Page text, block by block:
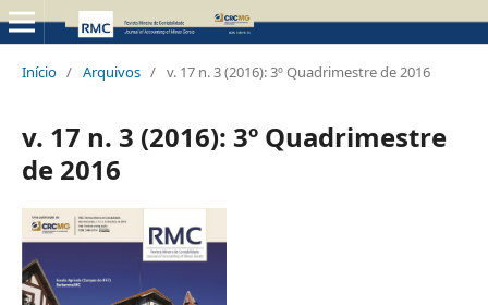
Início / Arquivos / v. 17 n. 3 (2016): 3º Quadrimestre de 2016
v. 17 n. 3 (2016): 3º Quadrimestre
de 2016